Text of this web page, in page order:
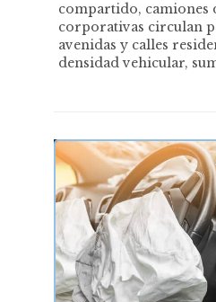
compartido, camiones
corporativas circulan
avenidas y calles
densidad vehicular,